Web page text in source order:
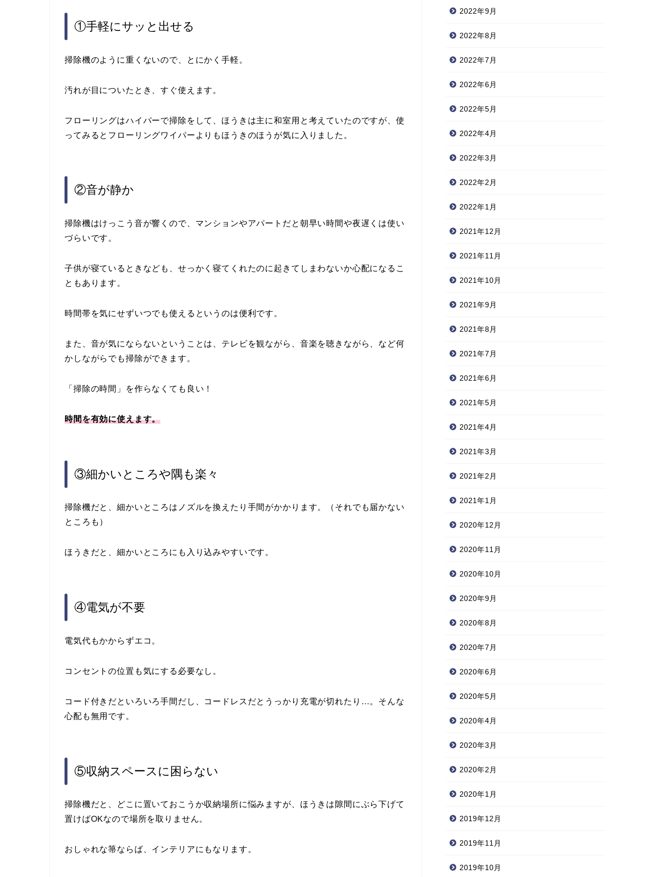
①手軽にサッと出せる
掃除機のように重くないので、とにかく手軽。
汚れが目についたとき、すぐ使えます。
フローリングはハイパーで掃除をして、ほうきは主に和室用と考えていたのですが、使
ってみるとフローリングワイパーよりもほうきのほうが気に入りました。
②音が静か
掃除機はけっこう音が響くので、マンションやアパートだと朝早い時間や夜遅くは使い
づらいです。
子供が寝ているときなども、せっかく寝てくれたのに起きてしまわないか心配になるこ
ともあります。
時間帯を気にせずいつでも使えるというのは便利です。
また、音が気にならないということは、テレビを観ながら、音楽を聴きながら、など何
かしながらでも掃除ができます。
「掃除の時間」を作らなくても良い！
時間を有効に使えます。
③細かいところや隅も楽々
掃除機だと、細かいところはノズルを換えたり手間がかかります。（それでも届かない
ところも）
ほうきだと、細かいところにも入り込みやすいです。
④電気が不要
電気代もかからずエコ。
コンセントの位置も気にする必要なし。
コード付きだといろいろ手間だし、コードレスだとうっかり充電が切れたり…。そんな
心配も無用です。
⑤収納スペースに困らない
掃除機だと、どこに置いておこうか収納場所に悩みますが、ほうきは隙間にぶら下げて
置けばOKなので場所を取りません。
おしゃれな箒ならば、インテリアにもなります。
2022年9月
2022年8月
2022年7月
2022年6月
2022年5月
2022年4月
2022年3月
2022年2月
2022年1月
2021年12月
2021年11月
2021年10月
2021年9月
2021年8月
2021年7月
2021年6月
2021年5月
2021年4月
2021年3月
2021年2月
2021年1月
2020年12月
2020年11月
2020年10月
2020年9月
2020年8月
2020年7月
2020年6月
2020年5月
2020年4月
2020年3月
2020年2月
2020年1月
2019年12月
2019年11月
2019年10月